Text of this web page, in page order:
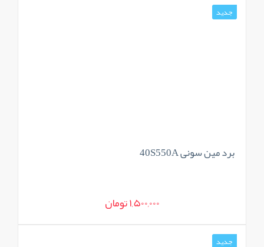
جدید
برد مین سونی 40S550A
1,500,000 تومان
جدید